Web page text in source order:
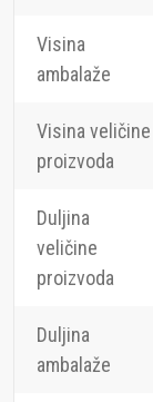
Visina
ambalaže
Visina veličine
proizvoda
Duljina
veličine
proizvoda
Duljina
ambalaže